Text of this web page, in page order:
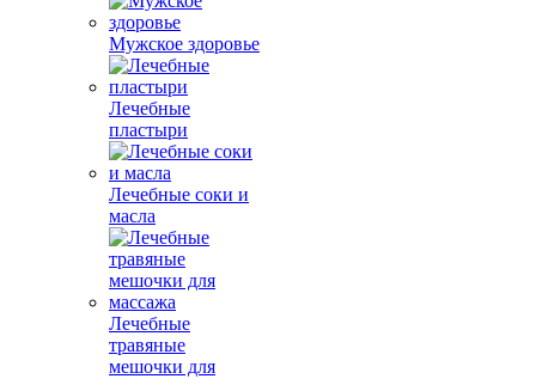
Мужское здоровье
Лечебные
пластыри
Лечебные соки и
масла
Лечебные
травяные
мешочки для